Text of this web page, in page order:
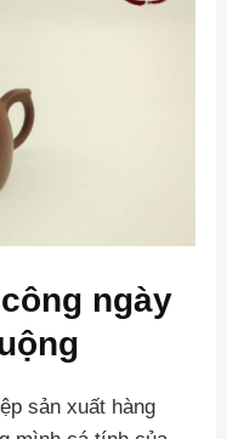
ngày
sản xuất hàng